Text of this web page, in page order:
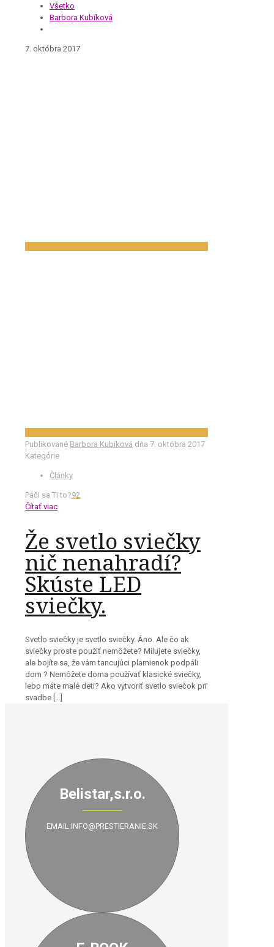
Všetko
Barbora Kubíková
7. októbra 2017
Publikované Barbora Kubíková dňa 7. októbra 2017
Kategórie
Články
Páči sa Ti to?92
Čítať viac
Že svetlo sviečky
nič nenahradí?
Skúste LED
sviečky.
Svetlo sviečky je svetlo sviečky. Áno. Ale čo ak
sviečky proste použiť nemôžete? Milujete sviečky,
ale bojíte sa, že vám tancujúci plamienok podpáli
dom ? Nemôžete doma používať klasické sviečky,
lebo máte malé deti? Ako vytvoriť svetlo sviečok pri
svadbe
Belistar,s.r.o.
EMAIL:INFO@PRESTIERANIE.SK